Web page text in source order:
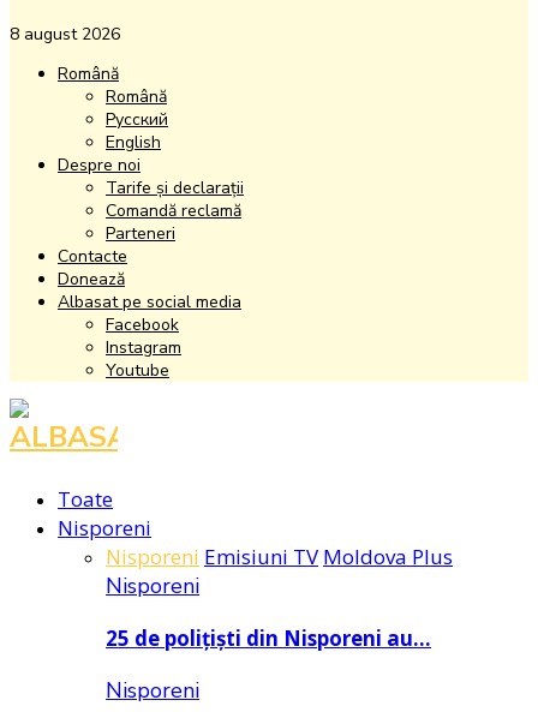
8 august 2026
Română
Română
Русский
English
Despre noi
Tarife și declarații
Comandă reclamă
Parteneri
Contacte
Donează
Albasat pe social media
Facebook
Instagram
Youtube
Facebook
Instagram
Youtube
Toate
Nisporeni
Nisporeni Emisiuni TV Moldova Plus
Nisporeni
25 de polițiști din Nisporeni au…
Nisporeni